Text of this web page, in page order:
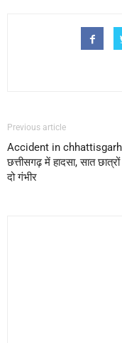
Previous article
Accident in
छत्तीसगढ़ में हादसा, सात
दो गंभीर